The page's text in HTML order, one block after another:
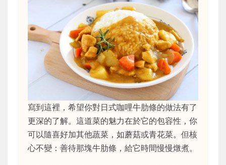
寫到這裡，希望你對日式咖哩牛肋條的做法有了
更深的了解。這道菜的魅力在於它的包容性，你
可以隨喜好加其他蔬菜，如蘑菇或青花菜。但核
心不變：善待那塊牛肋條，給它時間慢慢燉煮。